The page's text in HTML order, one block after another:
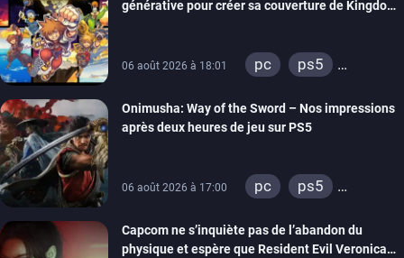
générative pour créer sa couverture de Kingdom
06 août 2026 à 18:01 pc
ps5
switch 2
Onimusha: Way of the Sword – Nos impressions
après deux heures de jeu sur PS5
06 août 2026 à 17:00 pc
ps5
switch 2
Capcom ne s’inquiète pas de l’abandon du
physique et espère que Resident Evil Veronica